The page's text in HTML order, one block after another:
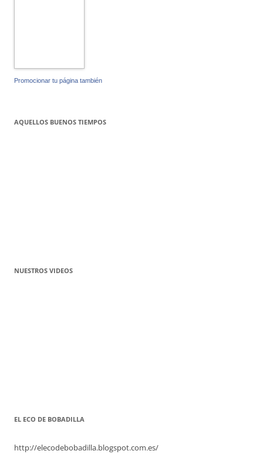
Promocionar tu página también
AQUELLOS BUENOS TIEMPOS
NUESTROS VIDEOS
EL ECO DE BOBADILLA
http://elecodebobadilla.blogspot.com.es/